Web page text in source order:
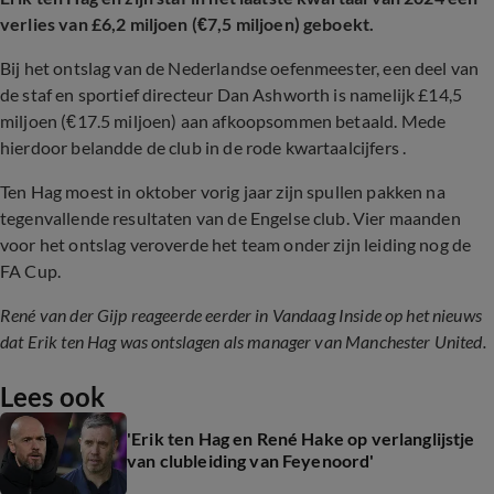
verlies van £6,2 miljoen (€7,5 miljoen) geboekt.
Bij het ontslag van de Nederlandse oefenmeester, een deel van
de staf en sportief directeur Dan Ashworth is namelijk £14,5
miljoen (€17.5 miljoen) aan afkoopsommen betaald. Mede
hierdoor belandde de club in de rode kwartaalcijfers .
Ten Hag moest in oktober vorig jaar zijn spullen pakken na
tegenvallende resultaten van de Engelse club. Vier maanden
voor het ontslag veroverde het team onder zijn leiding nog de
FA Cup.
René van der Gijp reageerde eerder in Vandaag Inside op het nieuws
dat Erik ten Hag was ontslagen als manager van Manchester United.
Lees ook
'Erik ten Hag en René Hake op verlanglijstje
van clubleiding van Feyenoord'